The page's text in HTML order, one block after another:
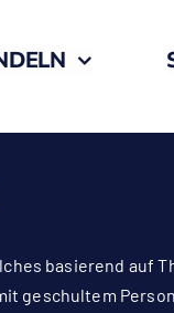
basierend auf
geschultem